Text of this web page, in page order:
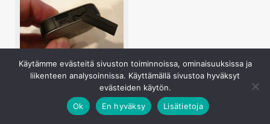
Huawei AI Cube on Huawein näkemys kodin
älykaiuttimesta, joka sisältää myös LTE-reitittimen.
Yläosaa kohti hieman kapenevan sylinterin muotoinen
Käytämme evästeitä sivuston toiminnoissa, ominaisuuksissa ja
liikenteen analysoinnissa. Käyttämällä sivustoa hyväksyt
evästeiden käytön.
Ok
En hyväksy Lisätietoja